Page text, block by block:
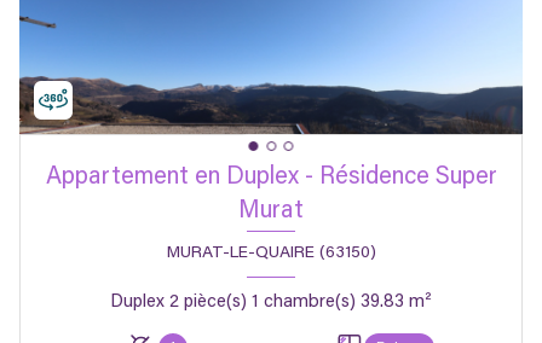
Appartement en Duplex - Résidence Super
Murat
MURAT-LE-QUAIRE (63150)
Duplex 2 pièce(s) 1 chambre(s) 39.83 m²